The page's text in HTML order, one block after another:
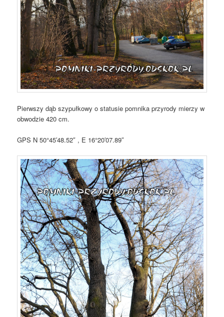
Pierwszy dąb szypułkowy o statusie pomnika przyrody mierzy w
obwodzie 420 cm.
GPS N 50°45′48.52″ , E 16°20′07.89″